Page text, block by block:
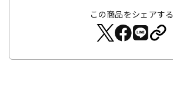
この商品をシェアする